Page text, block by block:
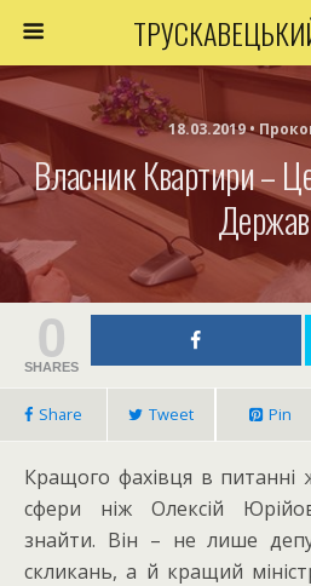
18.03.2019 •
Власник Квартири –
0
SHARES
Share Tweet Pin
Кращого фахівця в питанні
сфери ніж Олексій
знайти. Він – не лише
скликань, а й кращий